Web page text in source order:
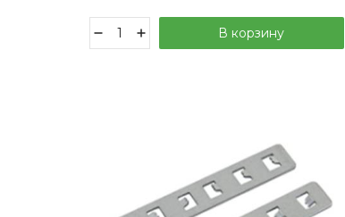
В корзину